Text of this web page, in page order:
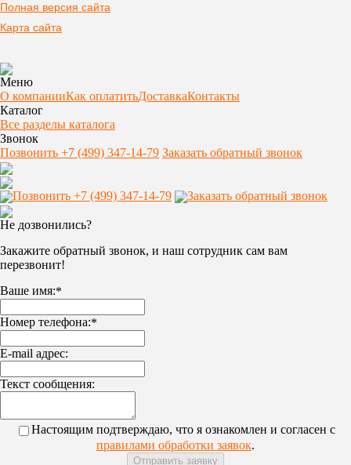
Полная версия сайта
Карта сайта
Меню
О компанииКак оплатитьДоставкаКонтакты
Каталог
Все разделы каталога
Звонок
Позвонить +7 (499) 347-14-79 Заказать обратный звонок
Позвонить +7 (499) 347-14-79 Заказать обратный звонок
Не дозвонились?
Закажите обратный звонок, и наш сотрудник сам вам
перезвонит!
Ваше имя:*
Номер телефона:*
E-mail адрес:
Текст сообщения:
Настоящим подтверждаю, что я ознакомлен и согласен с
правилами обработки заявок.